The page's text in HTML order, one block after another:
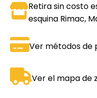
Retira sin costo
esquina Rimac,
Ver métodos de
Ver el mapa de